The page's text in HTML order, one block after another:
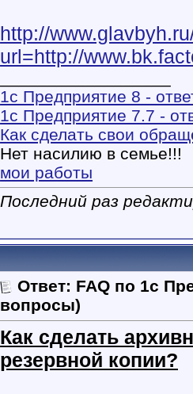
http://
url=http://
1с Предприятие 8 -
1с Предприятие 7.7 -
Как сделать свои
Нет насилию в семье!!!
мои работы
Последний раз
Ответ: FAQ по 1с
вопросы)
Как сделать
резервной копии?